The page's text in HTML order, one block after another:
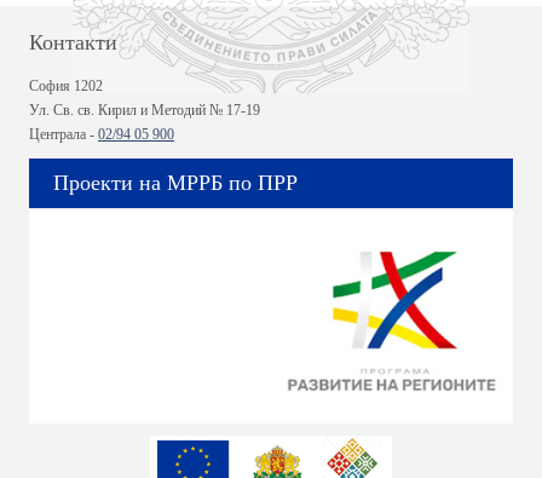
Контакти
София 1202
Ул. Св. св. Кирил и Методий № 17-19
Централа - 02/94 05 900
Проекти на МРРБ по ПРР